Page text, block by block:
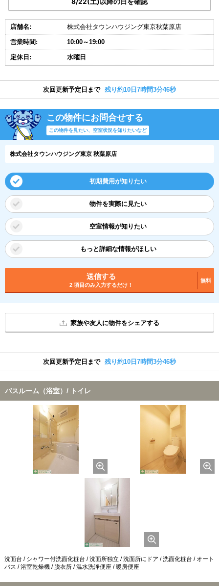
店舗名: 株式会社タウンハウジング東京秋葉原店
営業時間: 10:00～19:00
定休日: 水曜日
次回更新予定日まで 残り約10日7時間3分46秒
この物件にお問合せする
この物件を見たい、空室状況を知りたいなど
株式会社タウンハウジング東京 秋葉原店
初期費用が知りたい
物件を実際に見たい
空室情報が知りたい
もっと詳細な情報がほしい
送信する
2 項目のみ入力するだけ！
無料
家族や友人に物件をシェアする
次回更新予定日まで 残り約10日7時間3分46秒
バスルーム（浴室）/ トイレ
洗面台 / シャワー付洗面化粧台 / 洗面所独立 / 洗面所にドア / 洗面化粧台 / オート
バス / 浴室乾燥機 / 脱衣所 / 温水洗浄便座 / 暖房便座